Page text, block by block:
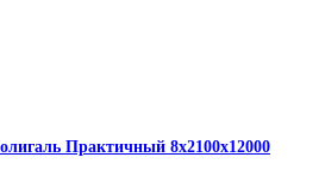
Практичный 8х2100х12000